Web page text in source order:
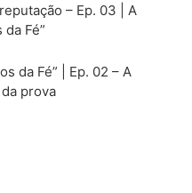
– Ep. 03 | A
Fé”
da Fé” | Ep. 02 – A
prova